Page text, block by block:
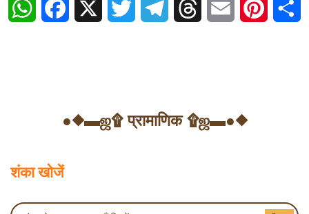
WhatsAppFacebook Twitter TelegramThreadsEmail
●◆▬ஜ۩ प्रामाणिक ۩ஜ▬●◆
शंका खोजें